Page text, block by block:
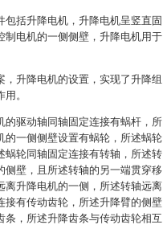
包括升降电机，升降电机呈竖直固
制电机的一侧侧壁，升降电机用于
，升降电机的设置，实现了升降组
。
的驱动轴同轴固定连接有蜗杆，所
的一侧侧壁设置有蜗轮，所述蜗轮
蜗轮同轴固定连接有转轴，所述转
侧壁，且所述转轴的另一端贯穿移
离升降电机的一侧，所述转轴远离
接有传动齿轮，所述升降臂的侧壁
条，所述升降齿条与传动齿轮相互